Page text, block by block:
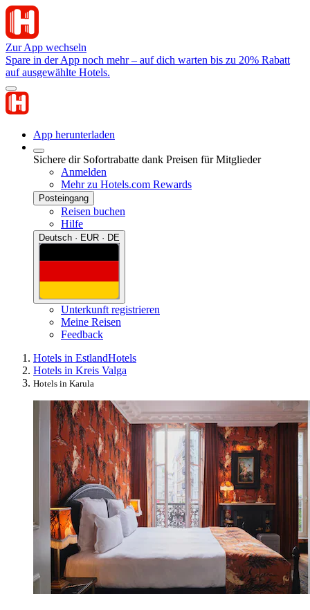
Zur App wechseln
Spare in der App noch mehr – auf dich warten bis zu 20% Rabatt
auf ausgewählte Hotels.
App herunterladen
Sichere dir Sofortrabatte dank Preisen für Mitglieder
Anmelden
Mehr zu Hotels.com Rewards
Posteingang
Reisen buchen
Hilfe
Deutsch · EUR · DE
Unterkunft registrieren
Meine Reisen
Feedback
Hotels in EstlandHotels
Hotels in Kreis Valga
Hotels in Karula